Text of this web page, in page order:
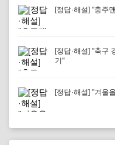
[정답·해설] "충주
[정답·해설] "축구
기"
[정답·해설] "겨울